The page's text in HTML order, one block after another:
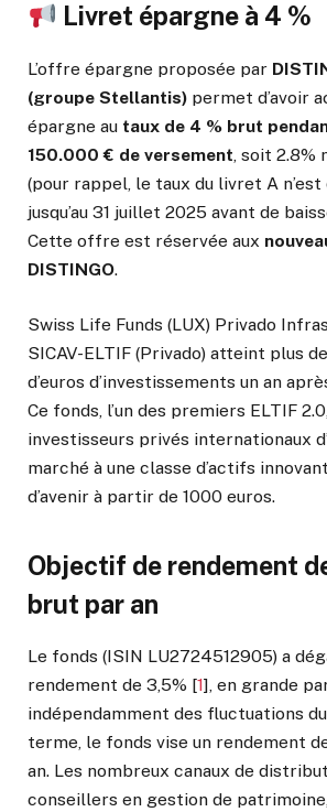
Livret épargne à 4 %
L’offre épargne proposée par
(groupe Stellantis) permet d’avoir
épargne au taux de 4 % brut
150.000 € de versement, soit 2.8%
(pour rappel, le taux du livret A n’est
jusqu’au 31 juillet 2025 avant de
Cette offre est réservée aux
DISTINGO.
Swiss Life Funds (LUX) Privado
SICAV-ELTIF (Privado) atteint plus
d’euros d’investissements un an
Ce fonds, l’un des premiers ELTIF
investisseurs privés internationaux
marché à une classe d’actifs
d’avenir à partir de 1000 euros.
Objectif de rendement
brut par an
Le fonds (ISIN LU2724512905) a
rendement de 3,5% [1], en grande
indépendamment des fluctuations
terme, le fonds vise un rendement
an. Les nombreux canaux de
conseillers en gestion de